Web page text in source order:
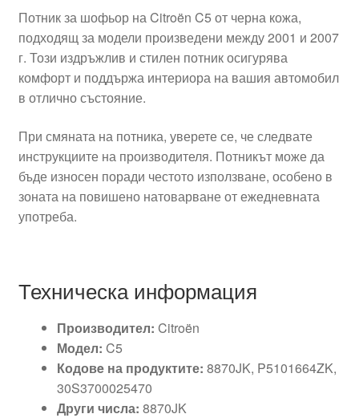
Потник за шофьор на Citroën C5 от черна кожа,
подходящ за модели произведени между 2001 и 2007
г. Този издръжлив и стилен потник осигурява
комфорт и поддържа интериора на вашия автомобил
в отлично състояние.
При смяната на потника, уверете се, че следвате
инструкциите на производителя. Потникът може да
бъде износен поради честото използване, особено в
зоната на повишено натоварване от ежедневната
употреба.
Техническа информация
Производител: Citroën
Модел: C5
Кодовe на продуктите: 8870JK, P5101664ZK,
30S3700025470
Други числа: 8870JK